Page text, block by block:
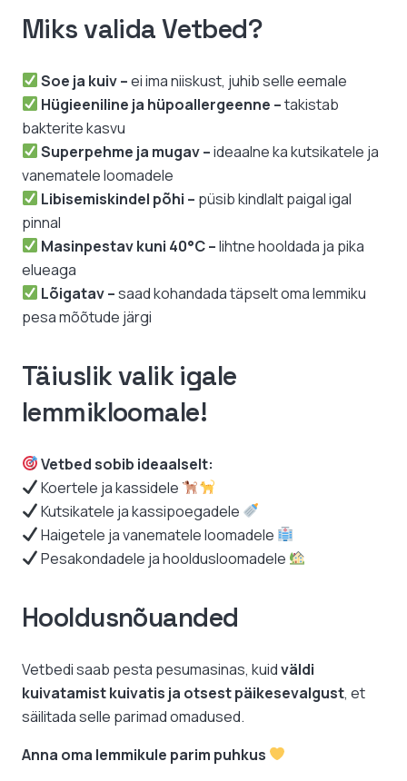
Miks valida Vetbed?
Soe ja kuiv –ei ima niiskust, juhib selle eemale
Hügieeniline ja hüpoallergeenne –takistab
bakterite kasvu
Superpehme ja mugav –ideaalne ka kutsikatele ja
vanematele loomadele
Libisemiskindel põhi – püsib kindlalt paigal igal
pinnal
Masinpestav kuni 40°C –lihtne hooldada ja pika
elueaga
Lõigatav –saad kohandada täpselt oma lemmiku
pesa mõõtude järgi
Täiuslik valik igale
lemmikloomale!
Vetbed sobib ideaalselt:
Koertele ja kassidele
Kutsikatele ja kassipoegadele
Haigetele ja vanematele loomadele
Pesakondadele ja hooldusloomadele
Hooldusnõuanded
Vetbedi saab pesta pesumasinas, kuidväldi
kuivatamist kuivatis ja otsest päikesevalgust, et
säilitada selle parimad omadused.
Anna oma lemmikule parim puhkus